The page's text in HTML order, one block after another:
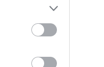
Οι συναυλίες επιτέλους
εισιτήρια - Ποιοι
τις τιμές